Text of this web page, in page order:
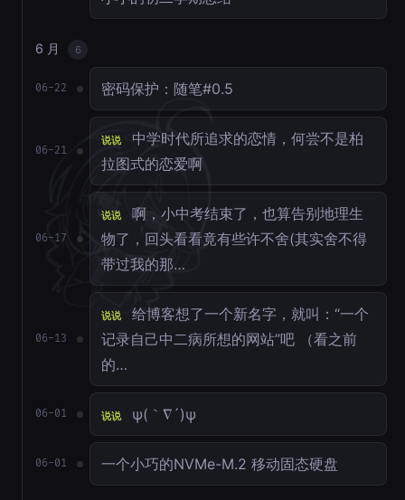
6 月 6
06-22 密码保护：随笔#0.5
06-21
说说
中学时代所追求的恋情，何尝不是柏
拉图式的恋爱啊
06-17
说说
啊，小中考结束了，也算告别地理生
物了，回头看看竟有些许不舍(其实舍不得
带过我的那…
06-13
说说
给博客想了一个新名字，就叫：“一个
记录自己中二病所想的网站”吧 （看之前
的…
06-01 说说 ψ(｀∇´)ψ
06-01 一个小巧的NVMe-M.2 移动固态硬盘